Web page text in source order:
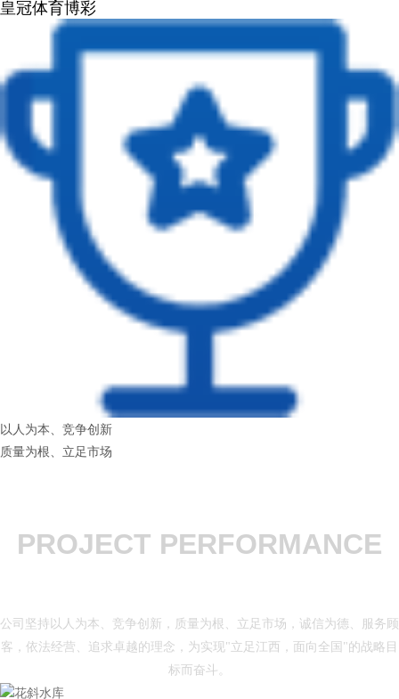
皇冠体育博彩
以人为本、竞争创新
质量为根、立足市场
PROJECT PERFORMANCE
公司坚持以人为本、竞争创新，质量为根、立足市场，诚信为德、服务顾
客，依法经营、追求卓越的理念，为实现"立足江西，面向全国"的战略目
标而奋斗。